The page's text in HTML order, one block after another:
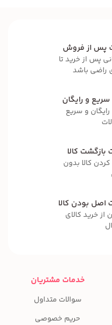
پس از فروش
پس از خرید تا
راضی باشد
و رایگان
و سریع
بازگشت کالا
کالا بدون
اصل بودن کالا
از خرید کالای
خدمات مشتریان
سوالات متداول
حریم خصوصی